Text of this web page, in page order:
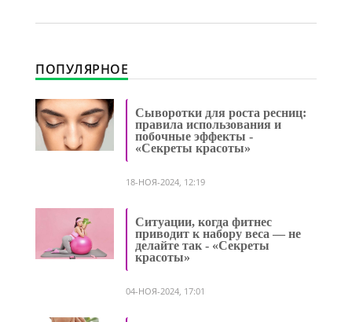
ПОПУЛЯРНОЕ
Сыворотки для роста ресниц:
правила использования и
побочные эффекты -
«Секреты красоты»
18-НОЯ-2024, 12:19
Ситуации, когда фитнес
приводит к набору веса — не
делайте так - «Секреты
красоты»
04-НОЯ-2024, 17:01